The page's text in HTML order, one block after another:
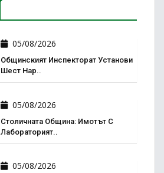
05/08/2026
Общинският Инспекторат Установи
Шест Нар..
05/08/2026
Столичната Община: Имотът С
Лабораторият..
05/08/2026